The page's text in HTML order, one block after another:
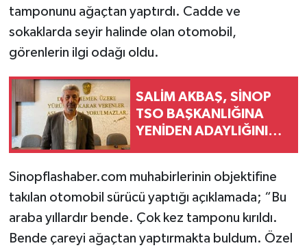
tamponunu ağaçtan yaptırdı. Cadde ve
sokaklarda seyir halinde olan otomobil,
görenlerin ilgi odağı oldu.
SALİM AKBAŞ, SİNOP
TSO BAŞKANLIĞINA
YENİDEN ADAYLIĞINI
Sinopflashaber.com muhabirlerinin objektifine
takılan otomobil sürücü yaptığı açıklamada; “Bu
araba yıllardır bende. Çok kez tamponu kırıldı.
Bende çareyi ağaçtan yaptırmakta buldum. Özel